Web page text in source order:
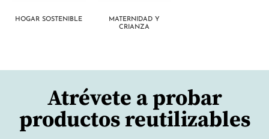
HOGAR SOSTENIBLE
MATERNIDAD Y
CRIANZA
Atrévete a probar
productos reutilizables